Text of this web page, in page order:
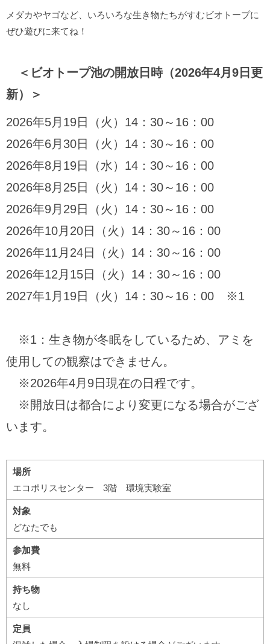
メダカやヤゴなど、いろいろな生き物たちがすむビオトープに
ぜひ遊びに来てね！
＜ビオトープ池の開放日時（2026年4月9日更
新）
＞
2026年5月19日（火）14：30～16：00
2026年6月30日（火）14：30～16：00
2026年8月19日（水）14：30～16：00
2026年8月25日（火）14：30～16：00
2026年9月29日（火）14：30～16：00
2026年10月20日（火）14：30～16：00
2026年11月24日（火）14：30～16：00
2026年12月15日（火）14：30～16：00
2027年1月19日（火）14：30～16：00 ※1
※1：生き物が冬眠をしているため、アミを
使用しての観察はできません。
※2026年4月9日現在の日程です。
※開放日は都合により変更になる場合がござ
います。
場所
エコポリスセンター 3階 環境実験室
対象
どなたでも
参加費
無料
持ち物
なし
定員